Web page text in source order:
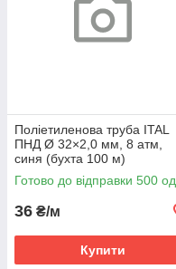
Поліетиленова труба ITAL
ПНД Ø 32×2,0 мм, 8 атм,
синя (бухта 100 м)
Готово до відправки 500 од.
36 ₴/м
Купити